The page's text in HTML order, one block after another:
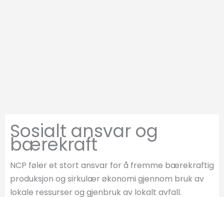
Sosialt ansvar og
bærekraft
NCP føler et stort ansvar for å fremme bærekraftig
produksjon og sirkulær økonomi gjennom bruk av
lokale ressurser og gjenbruk av lokalt avfall.